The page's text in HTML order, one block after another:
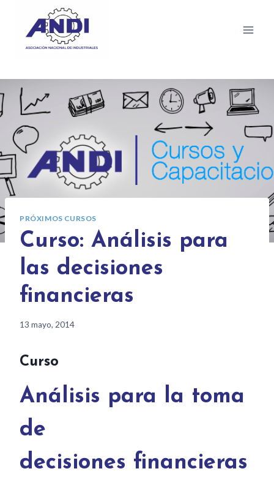
PRÓXIMOS CURSOS
Curso: Análisis para
las decisiones
financieras
13 mayo, 2014
Curso
Análisis para la toma
de
decisiones financieras